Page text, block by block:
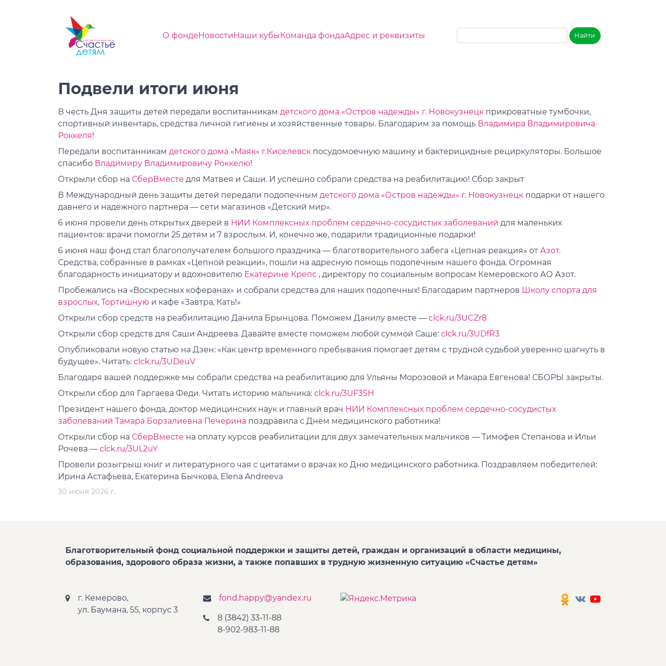
О фондеНовостиНаши кубыКоманда фондаАдрес и реквизиты
Подвели итоги июня
В честь Дня защиты детей передали воспитанникам детского дома «Остров надежды» г. Новокузнецк прикроватные тумбочки,
спортивный инвентарь, средства личной гигиены и хозяйственные товары. Благодарим за помощь Владимира Владимировича
Роккеля!
Передали воспитанникам детского дома «Маяк» г.Киселевск посудомоечную машину и бактерицидные рециркуляторы. Большое
спасибо Владимиру Владимировичу Роккелю!
Открыли сбор на СберВместе для Матвея и Саши. И успешно собрали средства на реабилитацию! Сбор закрыт
В Международный день защиты детей передали подопечным детского дома «Остров надежды» г. Новокузнецк подарки от нашего
давнего и надёжного партнера — сети магазинов «Детский мир».
6 июня провели день открытых дверей в НИИ Комплексных проблем сердечно-сосудистых заболеваний для маленьких
пациентов: врачи помогли 25 детям и 7 взрослым. И, конечно же, подарили традиционные подарки!
6 июня наш фонд стал благополучателем большого праздника — благотворительного забега «Цепная реакция» от Азот.
Средства, собранные в рамках «Цепной реакции», пошли на адресную помощь подопечным нашего фонда. Огромная
благодарность инициатору и вдохновителю Екатерине Крепс , директору по социальным вопросам Кемеровского АО Азот.
Пробежались на «Воскресных коферанах» и собрали средства для наших подопечных! Благодарим партнеров Школу спорта для
взрослых, Тортишную и кафе «Завтра, Кать!»
Открыли сбор средств на реабилитацию Данила Брынцова. Поможем Данилу вместе — clck.ru/3UCZr8
Открыли сбор средств для Саши Андреева. Давайте вместе поможем любой суммой Саше: clck.ru/3UDfR3
Опубликовали новую статью на Дзен: «Как центр временного пребывания помогает детям с трудной судьбой уверенно шагнуть в
будущее». Читать: clck.ru/3UDeuV
Благодаря вашей поддержке мы собрали средства на реабилитацию для Ульяны Морозовой и Макара Евгенова! СБОРЫ закрыты.
Открыли сбор для Гаргаева Феди. Читать историю мальчика: clck.ru/3UF3SH
Президент нашего фонда, доктор медицинских наук и главный врач НИИ Комплексных проблем сердечно-сосудистых
заболеваний Тамара Борзалиевна Печерина поздравила с Днём медицинского работника!
Открыли сбор на СберВместе на оплату курсов реабилитации для двух замечательных мальчиков — Тимофея Степанова и Ильи
Рочева — clck.ru/3UL2uY
Провели розыгрыш книг и литературного чая с цитатами о врачах ко Дню медицинского работника. Поздравляем победителей:
Ирина Астафьева, Екатерина Бычкова, Elena Andreeva
30 июня 2026 г.
Благотворительный фонд социальной поддержки и защиты детей, граждан и организаций в области медицины,
образования, здорового образа жизни, а также попавших в трудную жизненную ситуацию «Счастье детям»
г. Кемерово,
ул. Баумана, 55, корпус 3
fond.happy@yandex.ru
8 (3842) 33-11-88
8-902-983-11-88